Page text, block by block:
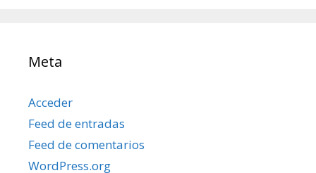
Meta
Acceder
Feed de entradas
Feed de comentarios
WordPress.org